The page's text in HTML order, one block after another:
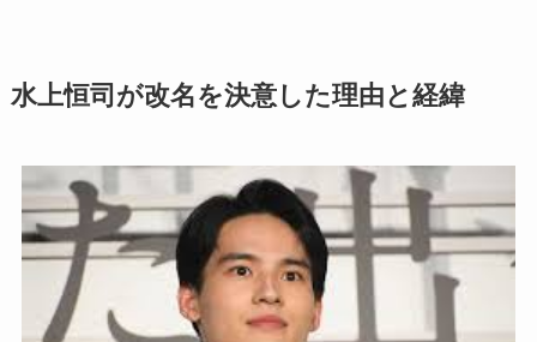
水上恒司が改名を決意した理由と経緯